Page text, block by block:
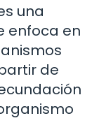
una
enfoca en
de